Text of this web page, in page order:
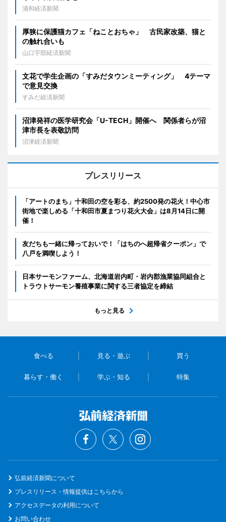
浦和経済新聞
厚狭に保護猫カフェ「ねことおちゃ」 古民家改築、猫と
の触れ合いも
山口宇部経済新聞
文花で学生企画の「すみだタウンミーティング」 4テーマ
で意見交換
すみだ経済新聞
沼津発祥の医学研究会「U-TECH」開催へ 関係者らが沼
津市長を表敬訪問
沼津経済新聞
プレスリリース
「アートのまち」十和田の空を彩る、約2500発の花火！中心市
街地で楽しめる「十和田市夏まつり花火大会」は8月14日に開
催！
友だちも一緒に帰っておいで！「はちのへ超帰省クーポン」で
八戸を満喫しよう！
日本サーモンファーム、北海道岩内町・岩内郡漁業協同組合と
トラウトサーモン養殖事業に関する三者協定を締結
もっと見る
食べる 見る・遊ぶ 買う
暮らす・働く 学ぶ・知る 特集
弘前経済新聞について
プレスリリース・情報提供はこちらから
アクセスデータの利用について
お問い合わせ